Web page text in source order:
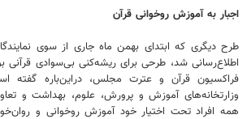
اجبار به آموزش روخوانی قرآن
طرح دیگری که ابتدای بهمن ماه جاری از سوی
اطلاع‌رسانی شد، طرحی برای ریشه‌کنی بی‌سوادی قرآنی
فراکسیون قرآن و عترت مجلس، دراین‌باره گفته
وزارتخانه‌های آموزش و پرورش، علوم، بهداشت و
همه افراد تحت اختیار خود آموزش روخوانی و